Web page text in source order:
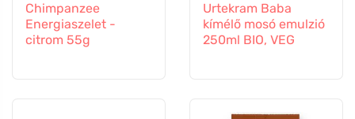
Chimpanzee
Energiaszelet -
citrom 55g
Urtekram Baba
kímélő mosó emulzió
250ml BIO, VEG